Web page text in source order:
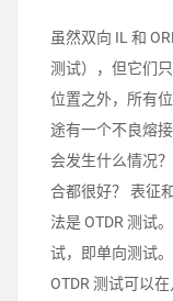
虽然双向 IL 和
测试），但它们
位置之外，所有
途有一个不良熔
会发生什么情况
合都很好？ 表征
法是 OTDR 测试
试，即单向测试
OTDR 测试可以